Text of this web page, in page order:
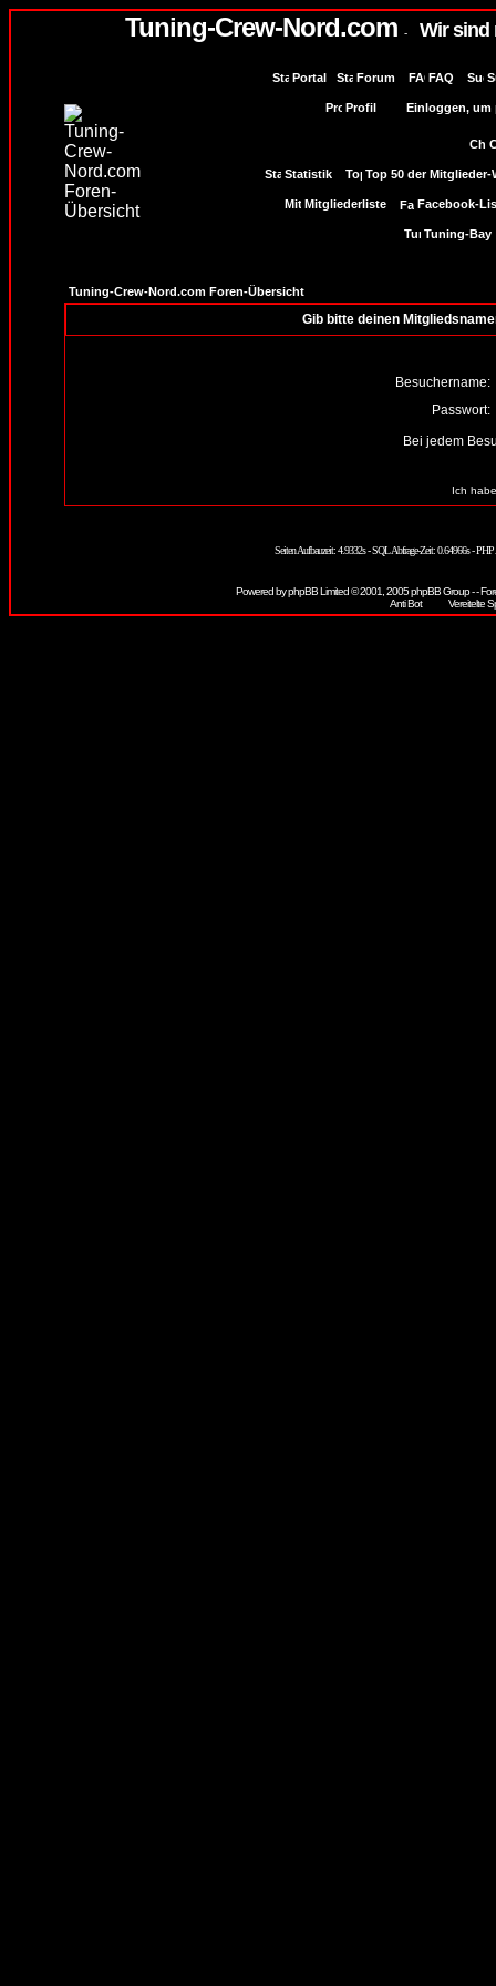
Tuning-Crew-Nord.com - Wir sind
Portal Forum FAQ
Profil Einloggen, um
Statistik Top 50 der Mitglieder-
Mitgliederliste Facebook-
Tuning-Bay
Tuning-Crew-Nord.com Foren-Übersicht
Gib bitte deinen
Besuchername:
Passwort:
Bei jedem
Ich
Seiten Aufbauzeit: 4.9332s - SQL Abfrage-Zeit: 0.64966s -
Powered byphpBBLimited © 2001, 2005 phpBB Group - -
Vereitelte